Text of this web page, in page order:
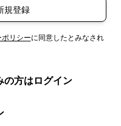
規登録
リシーに同意したとみなされ
の方はログイン